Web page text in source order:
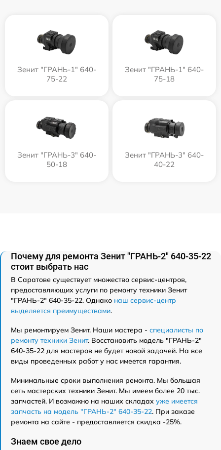
Зенит "ГРАНЬ-1" 640-
75-22
Зенит "ГРАНЬ-1" 640-
75-18
Зенит "ГРАНЬ-3" 640-
50-18
Зенит "ГРАНЬ-3" 640-
40-22
Почему для ремонта Зенит "ГРАНЬ-2" 640-35-22
стоит выбрать нас
В Саратове существует множество сервис-центров,
предоставляющих услуги по ремонту техники Зенит
"ГРАНЬ-2" 640-35-22. Однако наш сервис-центр
выделяется преимуществами.
Мы ремонтируем Зенит. Наши мастера - специалисты по
ремонту техники Зенит. Восстановить модель "ГРАНЬ-2"
640-35-22 для мастеров не будет новой задачей. На все
виды проведенных работ у нас имеется гарантия.
Минимальные сроки выполнения ремонта. Мы большая
сеть мастерских техники Зенит. Мы имеем более 20 тыс.
запчастей. И возможно на наших складах уже имеется
запчасть на модель "ГРАНЬ-2" 640-35-22. При заказе
ремонта на сайте - предоставляется скидка -25%.
Знаем свое дело